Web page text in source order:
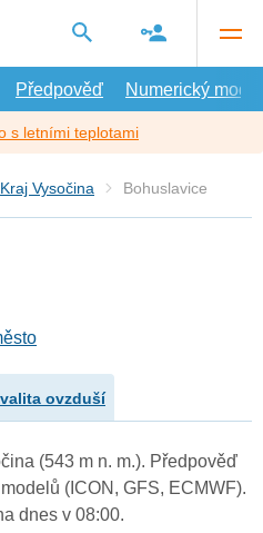
Předpověď Numerický model
s letními teplotami
Kraj Vysočina Bohuslavice
ovzduší
(543 m n. m.). Předpověď
(ICON, GFS, ECMWF).
dnes v 08:00.